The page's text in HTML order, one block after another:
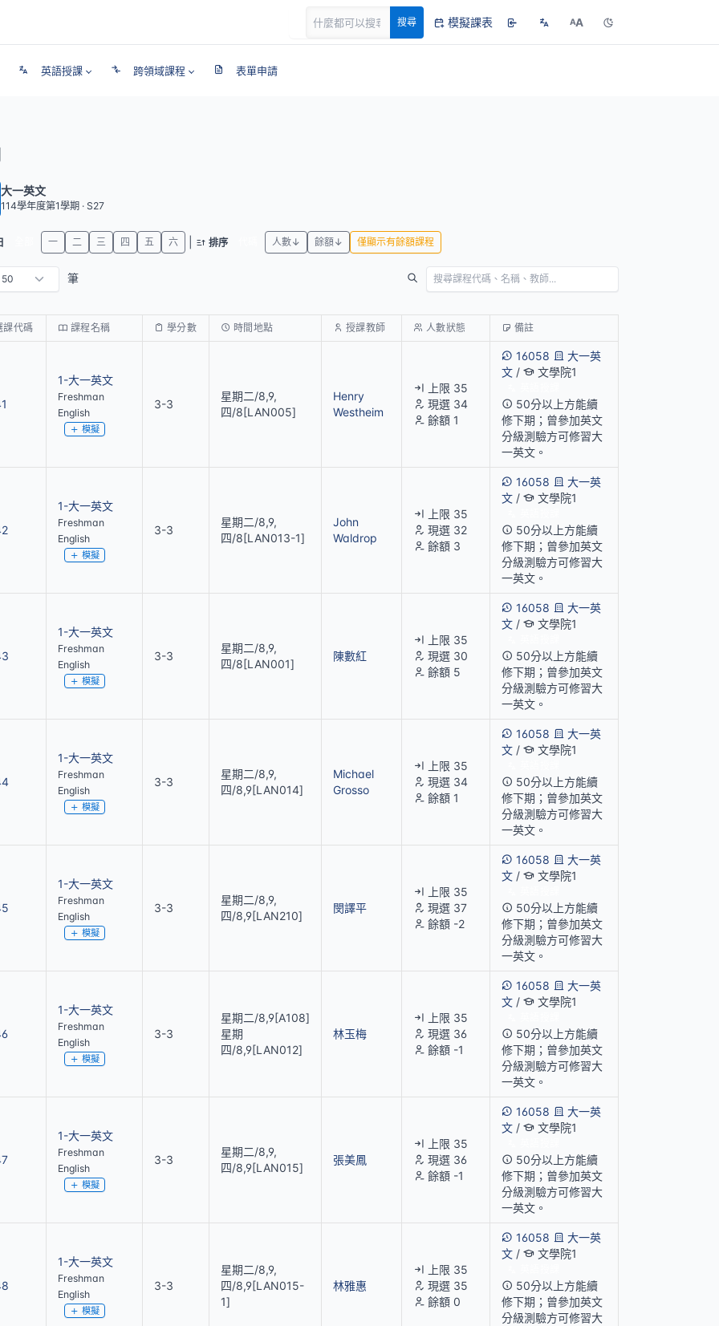
搜尋 模擬課表 AA
英語授課 跨領域課程 表單申請
大一英文
114學年度第1學期 · S27
一 二 三 四 五 六 排序 人數↓ 餘額↓ 僅顯示有餘額課程
筆
課代碼 課程名稱 學分數 時間地點 授課教師 人數狀態 備註
1-大一英文
Freshman
English
模擬
3-3
星期二/8,9,
四/8[LAN005]
Henry
Westheim
上限 35
現選 34
餘額 1
16058
大一英
文/ 文學院1
50分以上方能續
修下期；曾參加英文
分級測驗方可修習大
一英文。
1-大一英文
Freshman
English
模擬
3-3
星期二/8,9,
四/8[LAN013-1]
John
Waldrop
上限 35
現選 32
餘額 3
16058
大一英
文/ 文學院1
50分以上方能續
修下期；曾參加英文
分級測驗方可修習大
一英文。
1-大一英文
Freshman
English
模擬
3-3
星期二/8,9,
四/8[LAN001]
陳數紅
上限 35
現選 30
餘額 5
16058
大一英
文/ 文學院1
50分以上方能續
修下期；曾參加英文
分級測驗方可修習大
一英文。
1-大一英文
Freshman
English
模擬
3-3
星期二/8,9,
四/8,9[LAN014]
Michael
Grosso
上限 35
現選 34
餘額 1
16058
大一英
文/ 文學院1
50分以上方能續
修下期；曾參加英文
分級測驗方可修習大
一英文。
1-大一英文
Freshman
English
模擬
3-3
星期二/8,9,
四/8,9[LAN210]
閔譯平
上限 35
現選 37
餘額 -2
16058
大一英
文/ 文學院1
50分以上方能續
修下期；曾參加英文
分級測驗方可修習大
一英文。
1-大一英文
Freshman
English
模擬
3-3
星期二/8,9[A108]
星期
四/8,9[LAN012]
林玉梅
上限 35
現選 36
餘額 -1
16058
大一英
文/ 文學院1
50分以上方能續
修下期；曾參加英文
分級測驗方可修習大
一英文。
1-大一英文
Freshman
English
模擬
3-3
星期二/8,9,
四/8,9[LAN015]
張美鳳
上限 35
現選 36
餘額 -1
16058
大一英
文/ 文學院1
50分以上方能續
修下期；曾參加英文
分級測驗方可修習大
一英文。
1-大一英文
Freshman
English
模擬
3-3
星期二/8,9,
四/8,9[LAN015-
1]
林雅惠
上限 35
現選 35
餘額 0
16058
大一英
文/ 文學院1
50分以上方能續
修下期；曾參加英文
分級測驗方可修習大